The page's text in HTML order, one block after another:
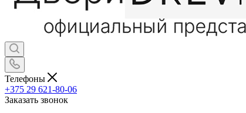
Телефоны
+375 29 621-80-06
Заказать звонок